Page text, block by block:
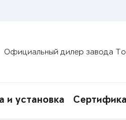
Официальный дилер завода
и установка